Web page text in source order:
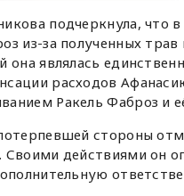
подчеркнула, что
из-за полученных
являлась
расходов
Ракель Фаброз и
стороны
действиями он